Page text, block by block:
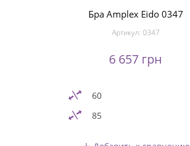
Бра Amplex Eido 0347
Артикул: 0347
6 657 грн
60
85